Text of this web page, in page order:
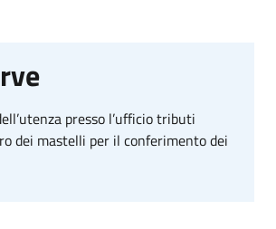
presso l’ufficio tributi
dei mastelli per il conferimento dei